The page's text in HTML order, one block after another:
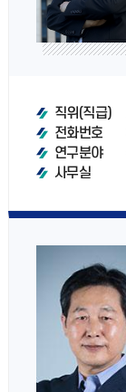
직위(직급)
전화번호
연구분야
사무실